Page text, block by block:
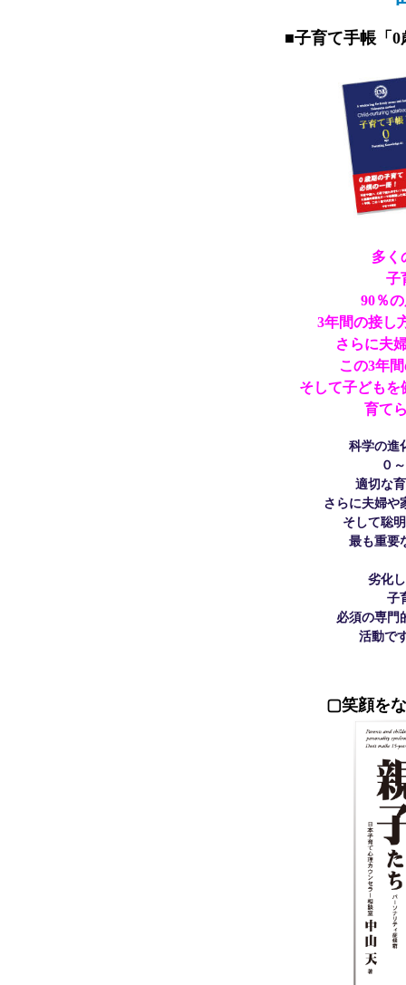
■子育て手帳「
多く
子
90％
3年間の接し
さらに夫
この3年
そして子どもを
育て
科学の進
０
適切な
さらに夫婦や
そして聡
最も重要
劣化
子
必須の専門
活動で
▢笑顔を